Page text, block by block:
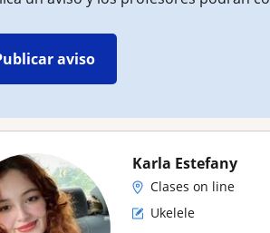
aviso
Karla Estefany
Clases on line
Ukelele